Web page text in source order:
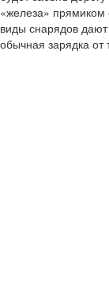
«железа» прямиком
виды снарядов
обычная зарядка от